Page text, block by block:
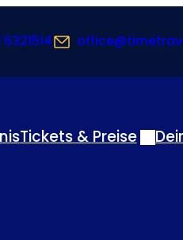
Tickets & Preise